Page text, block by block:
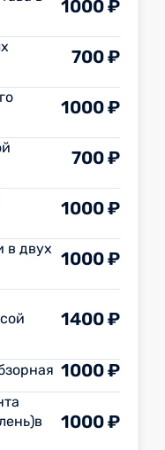
1000 ₽
700 ₽
1000 ₽
700 ₽
1000 ₽
в двух 1000 ₽
1400 ₽
1000 ₽
1000 ₽